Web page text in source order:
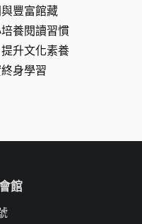
豐富館藏
養閱讀習慣
升文化素養
身學習
館